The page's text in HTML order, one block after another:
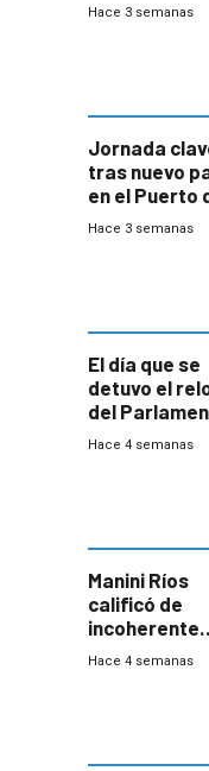
Hace 3 semanas
Jornada
tras nuevo
en el Puerto
Montevideo
Hace 3 semanas
El día que se
detuvo el
del
para negociar
Hace 4 semanas
Manini Ríos
calificó de
incoherente
decisión de
Hace 4 semanas